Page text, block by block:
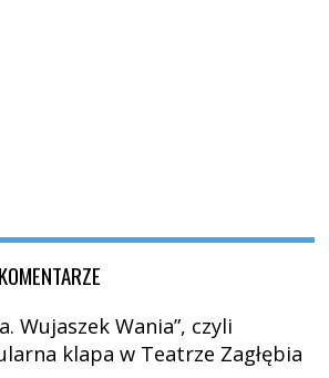
Wujaszek Wania”, czyli
klapa w Teatrze Zagłębia